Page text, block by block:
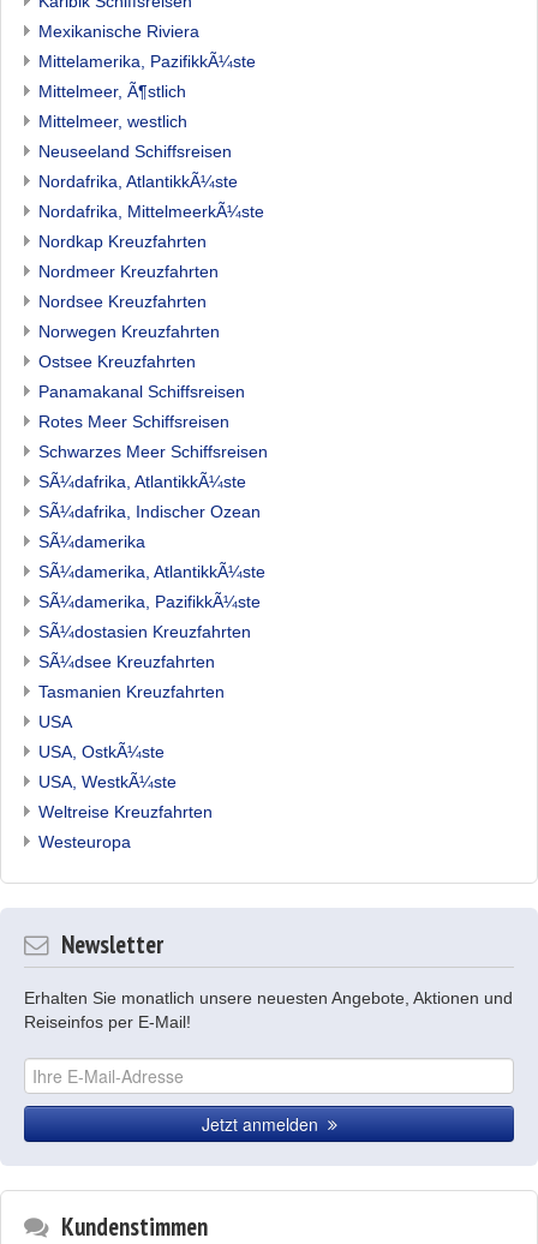
Mexikanische Riviera
Mittelamerika, PazifikkÃ¼ste
Mittelmeer, Ã¶stlich
Mittelmeer, westlich
Neuseeland Schiffsreisen
Nordafrika, AtlantikkÃ¼ste
Nordafrika, MittelmeerkÃ¼ste
Nordkap Kreuzfahrten
Nordmeer Kreuzfahrten
Nordsee Kreuzfahrten
Norwegen Kreuzfahrten
Ostsee Kreuzfahrten
Panamakanal Schiffsreisen
Rotes Meer Schiffsreisen
Schwarzes Meer Schiffsreisen
SÃ¼dafrika, AtlantikkÃ¼ste
SÃ¼dafrika, Indischer Ozean
SÃ¼damerika
SÃ¼damerika, AtlantikkÃ¼ste
SÃ¼damerika, PazifikkÃ¼ste
SÃ¼dostasien Kreuzfahrten
SÃ¼dsee Kreuzfahrten
Tasmanien Kreuzfahrten
USA
USA, OstkÃ¼ste
USA, WestkÃ¼ste
Weltreise Kreuzfahrten
Westeuropa
Newsletter
Erhalten Sie monatlich unsere neuesten Angebote, Aktionen und
Reiseinfos per E-Mail!
Jetzt anmelden
Kundenstimmen